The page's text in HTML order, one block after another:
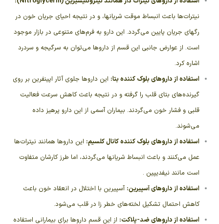
نیترات‌ها باعث انبساط موقت شریانها، و در نتیجه احیای جریان خون در
رگهای جریان پایین می‌گردد. این دارو به فرم‌های متنوعی در بازار موجود
است. از عوارض جانبی این قسم از داروها می‌توان به سرگیجه و سردرد
اشاره کرد.
استفاده از داروهای بلوک کننده بتا: این داروها جلوی آثار اپینفرین بر روی
گیرنده‌های بتای قلب را گرفته و در نتیجه باعث کاهش سرعت فعالیت
قلبی و فشار خون می‌گردند. بیماران آسمی از این دارو پرهیز داده
می‌شوند.
استفاده از داروهای بلوک کننده کانال کلسیم: این داروها همانند نیترات‌ها
عمل می‌کنند و باعث انبساط شریانها می‌گردند، اما طرز کارشان متفاوت
است مانند نیفدیپین .
استفاده از داروهایآسپیرین: آسپیرین با اختلال در انعقاد خون باعث
کاهش احتمال تشکیل لخته‌های خطر زا در قلب می‌شود.
استفاده از داروهای ضد-پلاکت: از این قسم داروها برای بیمارانی استفاده